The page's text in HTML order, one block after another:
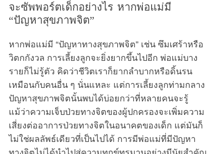
จะซัพพอร์ตเด็กอย่างไร หากพ่อแม่มี
“ปัญหาสุขภาพจิต”
หากพ่อแม่มี “ปัญหาทางสุขภาพจิต” เช่น ซึมเศร้าหรือ
วิตกกังวล การเลี้ยงลูกจะยิ่งยากขึ้นไปอีก พ่อแม่บาง
รายก็ไม่รู้ตัว คิดว่าชีวิตเราก็ยากลำบากหรือดิ้นรน
เหมือนกับคนอื่น ๆ นั่นแหละ แต่การเลี้ยงลูกท่ามกลาง
ปัญหาสุขภาพจิตนั้นพบได้บ่อยกว่าที่หลายคนจะรู้
แม้ว่าความเจ็บป่วยทางจิตของผู้ปกครองจะเพิ่มความ
เสี่ยงต่ออาการป่วยทางจิตในอนาคตของเด็ก แต่มันก็
ไม่ใช่ผลลัพธ์เดียวที่เป็นไปได้ การมีพ่อแม่ที่มีปัญหา